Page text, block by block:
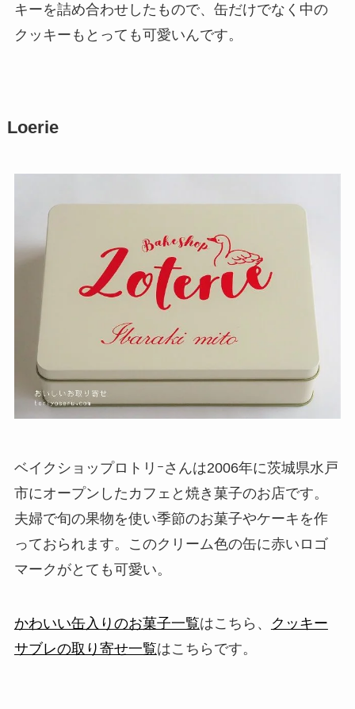
キーを詰め合わせしたもので、缶だけでなく中の
クッキーもとっても可愛いんです。
Loerie
ベイクショップロトリｰさんは2006年に茨城県水戸
市にオープンしたカフェと焼き菓子のお店です。
夫婦で旬の果物を使い季節のお菓子やケーキを作
っておられます。このクリーム色の缶に赤いロゴ
マークがとても可愛い。
かわいい缶入りのお菓子一覧はこちら、
クッキー
サブレの取り寄せ一覧はこちらです。